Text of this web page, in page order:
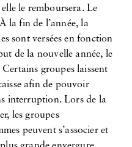
le remboursera. Le
la fin de l’année, la
sont versées en fonction
de la nouvelle année, le
Certains groupes laissent
afin de pouvoir
interruption. Lors de la
les groupes
peuvent s’associer et